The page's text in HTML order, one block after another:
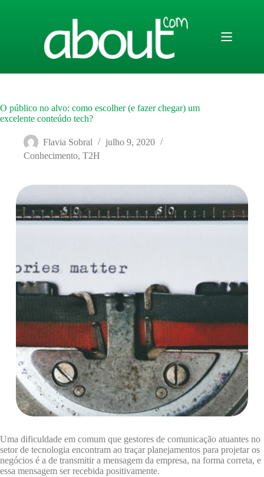
O público no alvo: como escolher (e fazer chegar) um
excelente conteúdo tech?
Flavia Sobral
julho 9, 2020
Conhecimento, T2H
Uma dificuldade em comum que gestores de comunicação atuantes no
setor de tecnologia encontram ao traçar planejamentos para projetar os
negócios é a de transmitir a mensagem da empresa, na forma correta, e
essa mensagem ser recebida positivamente.